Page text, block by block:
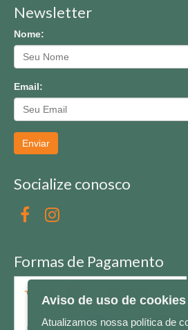
Newsletter
Nome:
Email:
Enviar
Socialize conosco
Formas de Pagamento
Aviso de uso de cookies
Atualizamos nossa política de